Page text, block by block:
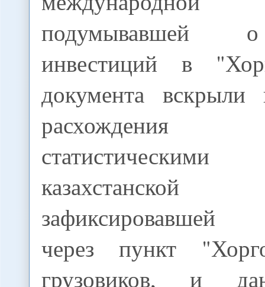
подумывавшей
инвестиций в
документа вскрыли
зафиксировавшей
через пункт
грузовиков, и